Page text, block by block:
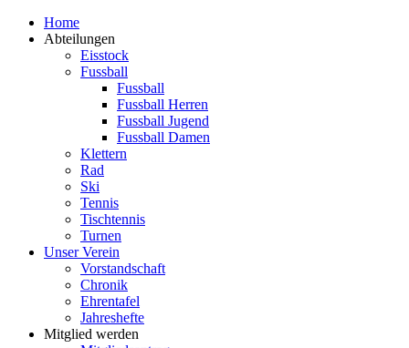
Home
Abteilungen
Eisstock
Fussball
Fussball
Fussball Herren
Fussball Jugend
Fussball Damen
Klettern
Rad
Ski
Tennis
Tischtennis
Turnen
Unser Verein
Vorstandschaft
Chronik
Ehrentafel
Jahreshefte
Mitglied werden